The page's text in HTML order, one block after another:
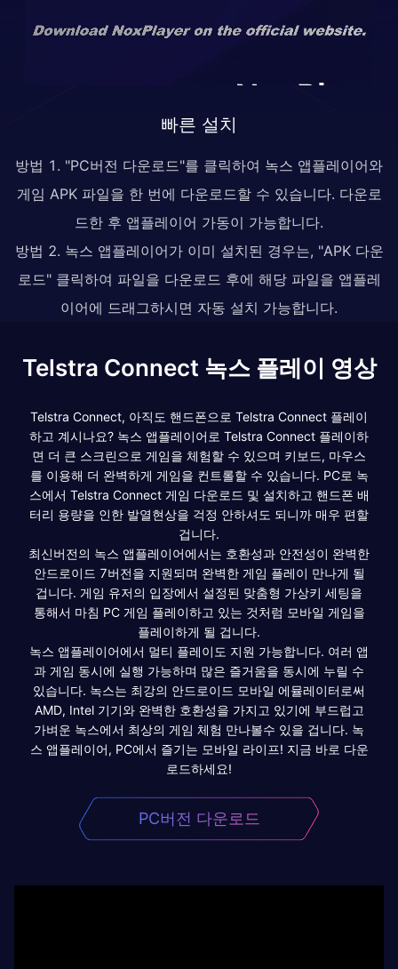
빠른 설치
방법 1. "PC버전 다운로드"를 클릭하여 녹스 앱플레이어와
게임 APK 파일을 한 번에 다운로드할 수 있습니다. 다운로
드한 후 앱플레이어 가동이 가능합니다.
방법 2. 녹스 앱플레이어가 이미 설치된 경우는, "APK 다운
로드" 클릭하여 파일을 다운로드 후에 해당 파일을 앱플레
이어에 드래그하시면 자동 설치 가능합니다.
Telstra Connect 녹스 플레이 영상
Telstra Connect, 아직도 핸드폰으로 Telstra Connect 플레이
하고 계시나요? 녹스 앱플레이어로 Telstra Connect 플레이하
면 더 큰 스크린으로 게임을 체험할 수 있으며 키보드, 마우스
를 이용해 더 완벽하게 게임을 컨트롤할 수 있습니다. PC로 녹
스에서 Telstra Connect 게임 다운로드 및 설치하고 핸드폰 배
터리 용량을 인한 발열현상을 걱정 안하셔도 되니까 매우 편할
겁니다.
최신버전의 녹스 앱플레이어에서는 호환성과 안전성이 완벽한
안드로이드 7버전을 지원되며 완벽한 게임 플레이 만나게 될
겁니다. 게임 유저의 입장에서 설정된 맞춤형 가상키 세팅을
통해서 마침 PC 게임 플레이하고 있는 것처럼 모바일 게임을
플레이하게 될 겁니다.
녹스 앱플레이어에서 멀티 플레이도 지원 가능합니다. 여러 앱
과 게임 동시에 실행 가능하며 많은 즐거움을 동시에 누릴 수
있습니다. 녹스는 최강의 안드로이드 모바일 에뮬레이터로써
AMD, Intel 기기와 완벽한 호환성을 가지고 있기에 부드럽고
가벼운 녹스에서 최상의 게임 체험 만나볼수 있을 겁니다. 녹
스 앱플레이어, PC에서 즐기는 모바일 라이프! 지금 바로 다운
로드하세요!
PC버전 다운로드